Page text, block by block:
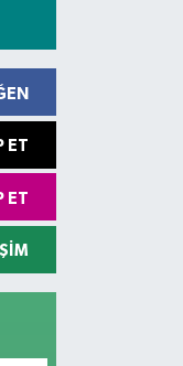
ET
ET